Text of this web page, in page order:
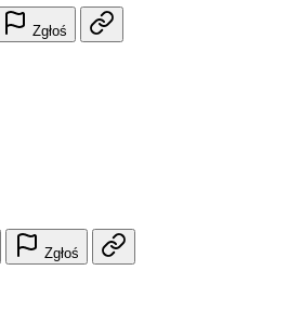
Zgłoś
Zgłoś